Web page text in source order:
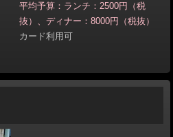
平均予算：ランチ：2500円（税
抜）、ディナー：8000円（税抜）
カード利用可